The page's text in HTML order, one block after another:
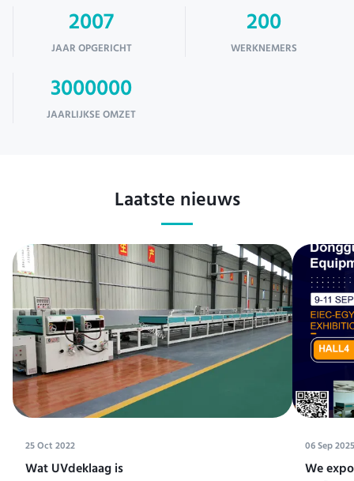
2007
JAAR OPGERICHT
200
WERKNEMERS
3000000
JAARLIJKSE OMZET
Laatste nieuws
25 Oct 2022
Wat UVdeklaag is
06 Sep 2025
We